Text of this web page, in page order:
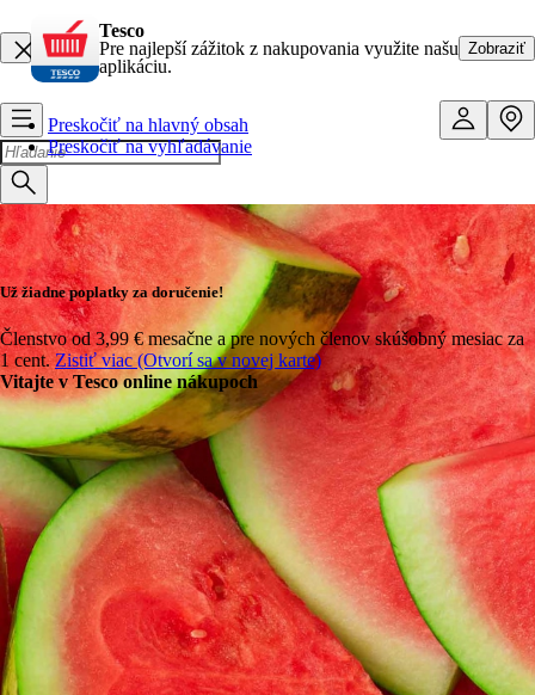
Tesco
Pre najlepší zážitok z nakupovania využite našu
aplikáciu.
Zobraziť
Preskočiť na hlavný obsah
Preskočiť na vyhľadávanie
Už žiadne poplatky za doručenie!
Členstvo od 3,99 € mesačne a pre nových členov skúšobný mesiac za
1 cent.Zistiť viac (Otvorí sa v novej karte)
Vitajte v Tesco online nákupoch
Nalaďte sa na leto
Objavte všetko, čo patrí k letu – od špecialít na grilovanie a
chladených nápojov až po zmrzlinu a letné nevyhnutnosti. Tesco
Online sa postará o zvyšok.
Letná ponuka
Prihlásiť sa
Zaregistrovať
Začať nakupovať